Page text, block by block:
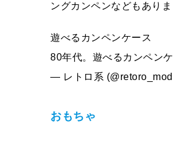
ングカンペンなどもありま
遊べるカンペンケース
80年代。遊べるカンペン
— レトロ系
おもちゃ